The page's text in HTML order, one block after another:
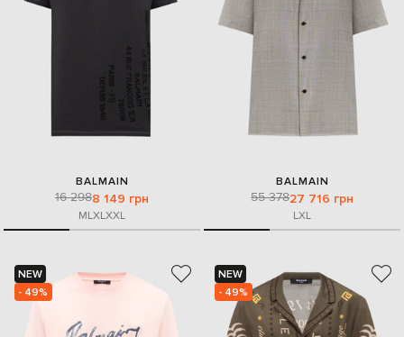
BALMAIN
16 2988 149 грн
MLXLXXL
BALMAIN
55 37827 716 грн
LXL
NEW
- 49%
NEW
- 49%